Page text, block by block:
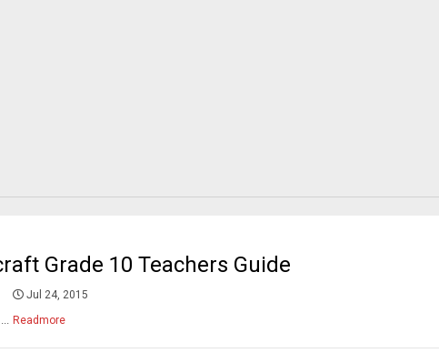
Grade 10 Teachers Guide
Jul 24, 2015
Readmore